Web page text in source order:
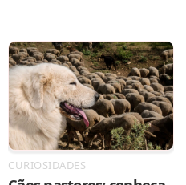
CURIOSIDADES